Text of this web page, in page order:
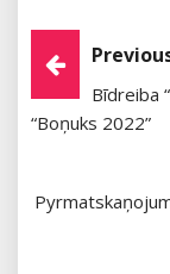
Post
Bīdreiba
“Boņuks 2022”